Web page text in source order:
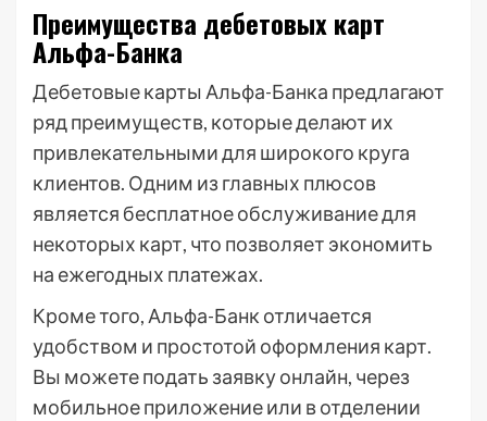
Преимущества дебетовых карт
Альфа-Банка
Дебетовые карты Альфа-Банка предлагают
ряд преимуществ, которые делают их
привлекательными для широкого круга
клиентов. Одним из главных плюсов
является бесплатное обслуживание для
некоторых карт, что позволяет экономить
на ежегодных платежах.
Кроме того, Альфа-Банк отличается
удобством и простотой оформления карт.
Вы можете подать заявку онлайн, через
мобильное приложение или в отделении